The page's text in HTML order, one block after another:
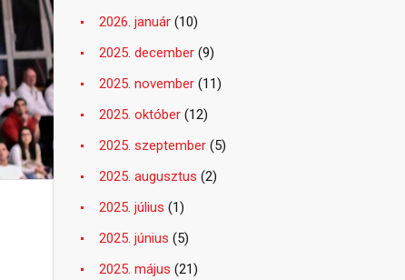
2026. január (10)
2025. december (9)
2025. november (11)
2025. október (12)
2025. szeptember (5)
2025. augusztus (2)
2025. július (1)
2025. június (5)
2025. május (21)